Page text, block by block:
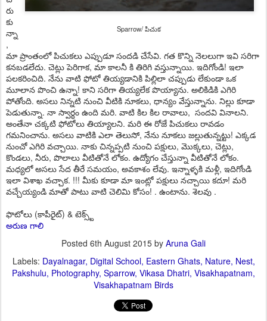
Sparrow/ పిచుక
రు
కు
న్నా
,
మా ప్రాంతంలో పిచుకలు ఎప్పుడూ సందడి చేసేవి. గత కొన్ని నెలలుగా ఇవి సరిగా
కనబడలేదు. చెట్లు పెరిగాక, మా కాలనీ కి తిరిగి వస్తున్నాయి. ఇదిగోండి! ఇలా
పలకరించిది. నేను వాటి ఫోటో తియ్యడానికి పిల్లిలా చప్పుడు లేకుండా ఒక
మూలాన పొంచి ఉన్నా! కాని సరిగా తియ్యలేక పొయ్యాను. అలికిడికి ఎగిరి
పోతోంది. అసలు నిన్నటి నుంచి వీటికి నూకలు, ధాన్యం వేస్తున్నాను. నిల్లు కూడా
పెడుతున్నా. నా స్వార్ధం ఉంది మరి. వాటి కిల కిల రావాలు, సందవి వినాలని.
అంతేనా చక్కటి ఫోటోలు తియ్యాలని. మరి ఈ రోజే పిచుకలు రావడం
గమనించాను. అసలు వాటికి ఎలా తెలుసో, నేను నూకలు జల్లుతున్నట్టు! ఎక్కడ
నుంచో ఎగిరి వచ్చాయి. నాకు చిన్నప్పటి నుంచి పక్షులు, మొక్కలు, చెట్లు,
కొండలు, నీరు, పొలాలు వీటితోనే లోకం. ఉద్యోగం చేస్తున్నా వీటితోనే లోకం.
మధ్యలో అసలు సేద తీరే సమయం, అవకాశం లేవు. ఇన్నాళ్ళకి మళ్లీ, ఇదిగోండి
ఇలా విశాఖ వచ్చాక. !!! మీకు కూడా మా ఇంట్లో పక్షులు నచ్చాయి కదూ! మరి
వచ్చేయ్యండి మాతో పాటు వాటి చెలిమి కోసం! . ఉంటాను. శెలవు .
ఫొటోలు (కాపీరైట్) & టెక్స్ట్
అరుణ గాలి
Posted 6th August 2015 by Aruna Gali
Labels: Dayalnagar Digital School Eastern Ghats Nature Nest
Pakshulu Photography Sparrow Vikasa Dhatri Visakhapatnam
Visakhapatnam Birds